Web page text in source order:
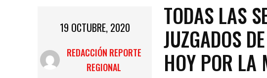
19 OCTUBRE, 2020
REDACCIÓN REPORTE
REGIONAL
TODAS LAS
JUZGADOS
HOY POR LA